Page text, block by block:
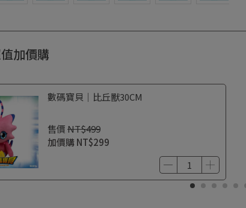
加價購
數碼寶貝｜比丘獸30CM
售價NT$499
加價購 NT$299